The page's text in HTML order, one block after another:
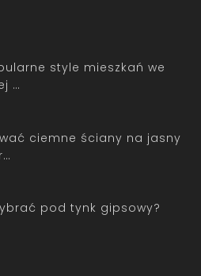
style mieszkań we
…
ciemne ściany na jasny
pod tynk gipsowy?